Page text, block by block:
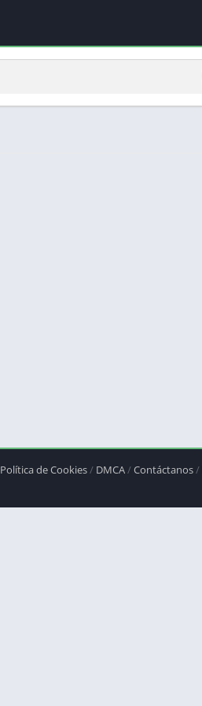
Política de Cookies / DMCA /Contáctanos /